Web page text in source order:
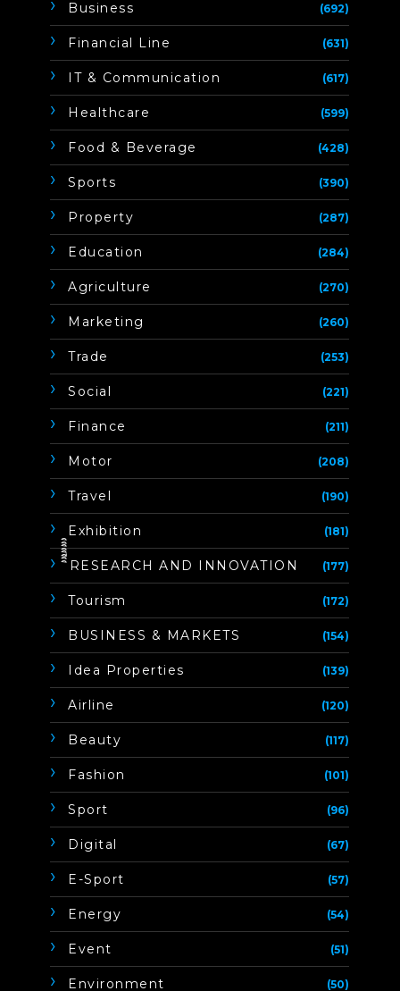
Business (692)
Financial Line (631)
IT & Communication (617)
Healthcare (599)
Food & Beverage (428)
Sports (390)
Property (287)
Education (284)
Agriculture (270)
Marketing (260)
Trade (253)
Social (221)
Finance (211)
Motor (208)
Travel (190)
Exhibition (181)
ิิีิิิิิRESEARCH AND INNOVATION (177)
Tourism (172)
BUSINESS & MARKETS (154)
Idea Properties (139)
Airline (120)
Beauty (117)
Fashion (101)
Sport (96)
Digital (67)
E-Sport (57)
Energy (54)
Event (51)
Environment (50)